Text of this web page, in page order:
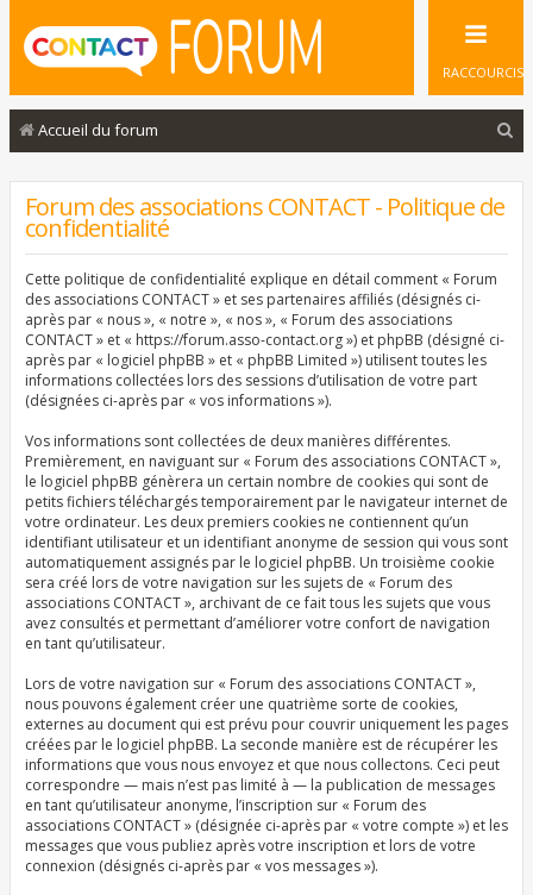
RACCOURCIS
Accueil du forum
Forum des associations CONTACT - Politique de
confidentialité
Cette politique de confidentialité explique en détail comment « Forum
des associations CONTACT » et ses partenaires affiliés (désignés ci-
après par « nous », « notre », « nos », « Forum des associations
CONTACT » et « https://forum.asso-contact.org ») et phpBB (désigné ci-
après par « logiciel phpBB » et « phpBB Limited ») utilisent toutes les
informations collectées lors des sessions d’utilisation de votre part
(désignées ci-après par « vos informations »).
Vos informations sont collectées de deux manières différentes.
Premièrement, en naviguant sur « Forum des associations CONTACT »,
le logiciel phpBB génèrera un certain nombre de cookies qui sont de
petits fichiers téléchargés temporairement par le navigateur internet de
votre ordinateur. Les deux premiers cookies ne contiennent qu’un
identifiant utilisateur et un identifiant anonyme de session qui vous sont
automatiquement assignés par le logiciel phpBB. Un troisième cookie
sera créé lors de votre navigation sur les sujets de « Forum des
associations CONTACT », archivant de ce fait tous les sujets que vous
avez consultés et permettant d’améliorer votre confort de navigation
en tant qu’utilisateur.
Lors de votre navigation sur « Forum des associations CONTACT »,
nous pouvons également créer une quatrième sorte de cookies,
externes au document qui est prévu pour couvrir uniquement les pages
créées par le logiciel phpBB. La seconde manière est de récupérer les
informations que vous nous envoyez et que nous collectons. Ceci peut
correspondre — mais n’est pas limité à — la publication de messages
en tant qu’utilisateur anonyme, l’inscription sur « Forum des
associations CONTACT » (désignée ci-après par « votre compte ») et les
messages que vous publiez après votre inscription et lors de votre
connexion (désignés ci-après par « vos messages »).